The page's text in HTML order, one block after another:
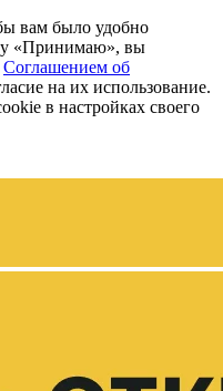
вам было удобно
«Принимаю», вы
Соглашением об
на их использование.
в настройках своего